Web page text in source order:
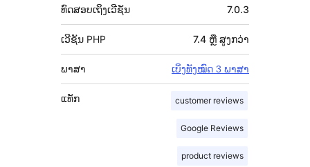
ທົດສອບເຖິງເວີຊັນ 7.0.3
ເວີຊັນ PHP 7.4 ຫຼື ສູງກວ່າ
ພາສາ ເບິ່ງທັງໝົດ 3 ພາສາ
ແທັກ customer reviews
Google Reviews
product reviews